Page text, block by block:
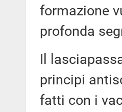
formazione
profonda
Il
principi
fatti con i